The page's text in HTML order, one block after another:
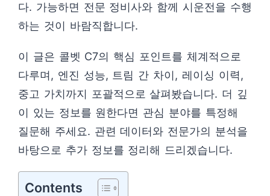
다. 가능하면 전문 정비사와 함께 시운전을 수행
하는 것이 바람직합니다.
이 글은 콜벳 C7의 핵심 포인트를 체계적으로
다루며, 엔진 성능, 트림 간 차이, 레이싱 이력,
중고 가치까지 포괄적으로 살펴봤습니다. 더 깊
이 있는 정보를 원한다면 관심 분야를 특정해
질문해 주세요. 관련 데이터와 전문가의 분석을
바탕으로 추가 정보를 정리해 드리겠습니다.
Contents